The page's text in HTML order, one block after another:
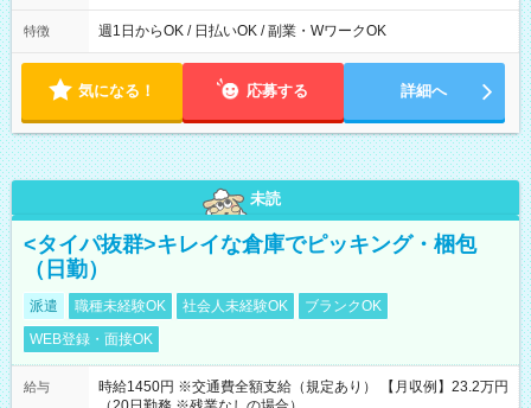
00 ※週1日～OK ／ 夜勤専従 ＊＊ 勤務時間例 ＊＊ ■22時か
ら翌7時 ■23時から翌8時 ■24時から翌9時 など ※上記の時間
ます。 ※曜日固定（毎週同じ曜日での勤務となります）
特徴 週1日からOK / 日払いOK / 副業・WワークOK
気になる！ 応募する 詳細へ
未読
<タイパ抜群>キレイな倉庫でピッキング・梱包
（日勤）
派遣 職種未経験OK 社会人未経験OK
ブランクOK
WEB登録・面接OK
給与
時給1450円 ※交通費全額支給（規定あり） 【月収例】23.2万円